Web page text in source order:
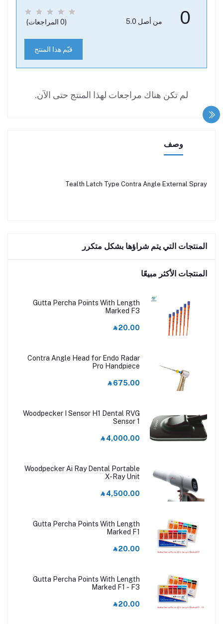
0 من أصل 5.0 (0 المراجعات)
قيّم هذا المنتج
لم تكن هناك مراجعات لهذا المنتج حتى الآن.
وصف
Tealth Latch Type Contra Angle External Spray
المنتجات التي يتم شراؤها بشكل متكرر
المنتجات الأكثر مبيعًا
Gutta Percha Points With Length
Marked F3
‎⃁ 20.00
Contra Angle Head for Endo Radar
Pro Handpiece
‎⃁ 675.00
Woodpecker I Sensor H1 Dental RVG
Sensor 1
‎⃁ 4,000.00
Woodpecker Ai Ray Dental Portable
X-Ray Unit
‎⃁ 4,500.00
Gutta Percha Points With Length
Marked F1
‎⃁ 20.00
Gutta Percha Points With Length
Marked F1 - F3
‎⃁ 20.00